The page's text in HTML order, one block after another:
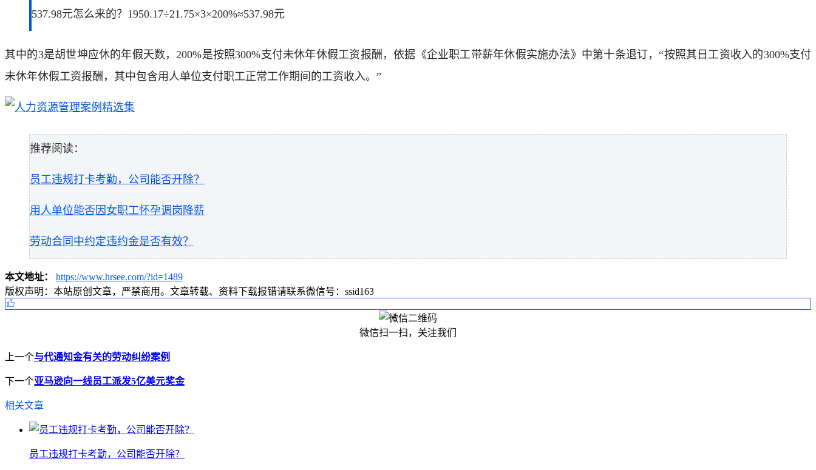
537.98元怎么来的？1950.17÷21.75×3×200%≈537.98元
其中的3是胡世坤应休的年假天数，200%是按照300%支付未休年休假工资报酬，依据《企业职工带薪年休假实施办法》中第十条退订，“按照其日工资收入的300%支付
未休年休假工资报酬，其中包含用人单位支付职工正常工作期间的工资收入。”
推荐阅读：
员工违规打卡考勤，公司能否开除？
用人单位能否因女职工怀孕调岗降薪
劳动合同中约定违约金是否有效？
本文地址：
https://www.hrsee.com/?id=1489
版权声明： 本站原创文章，严禁商用。文章转载、资料下载报错请联系微信号：ssid163
微信扫一扫，关注我们
上一个与代通知金有关的劳动纠纷案例
下一个亚马逊向一线员工派发5亿美元奖金
相关文章
员工违规打卡考勤，公司能否开除？